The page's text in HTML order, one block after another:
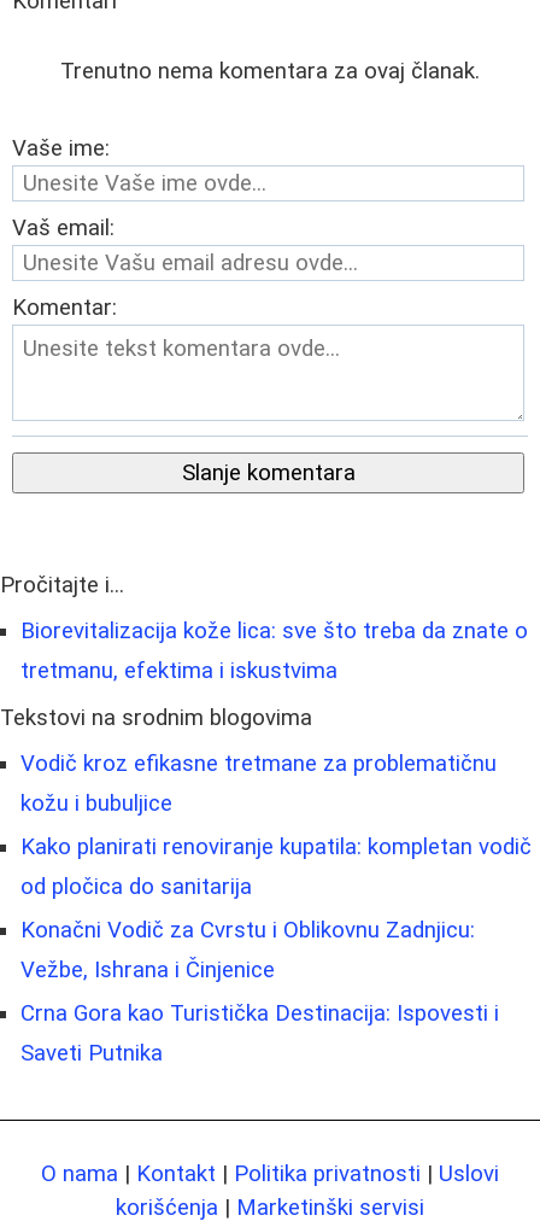
Trenutno nema komentara za ovaj članak.
Vaše ime:
Vaš email:
Komentar:
Slanje komentara
Pročitajte i...
Biorevitalizacija kože lica: sve što treba da znate o
tretmanu, efektima i iskustvima
Tekstovi na srodnim blogovima
Vodič kroz efikasne tretmane za problematičnu
kožu i bubuljice
Kako planirati renoviranje kupatila: kompletan vodič
od pločica do sanitarija
Konačni Vodič za Cvrstu i Oblikovnu Zadnjicu:
Vežbe, Ishrana i Činjenice
Crna Gora kao Turistička Destinacija: Ispovesti i
Saveti Putnika
O nama | Kontakt | Politika privatnosti | Uslovi
korišćenja | Marketinški servisi